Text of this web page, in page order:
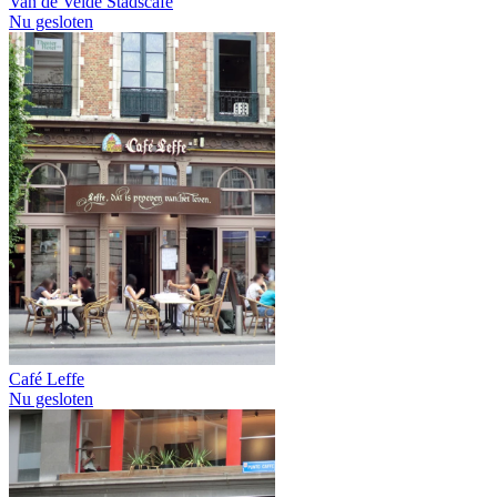
Nu gesloten
Café Leffe
Nu gesloten